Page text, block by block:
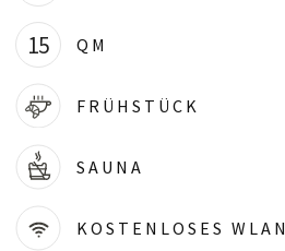
15 QM
FRÜHSTÜCK
SAUNA
KOSTENLOSES WLAN